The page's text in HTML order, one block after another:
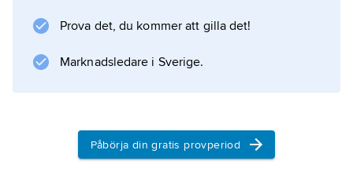
Prova det, du kommer att gilla det!
Marknadsledare i Sverige.
Påbörja din gratis provperiod